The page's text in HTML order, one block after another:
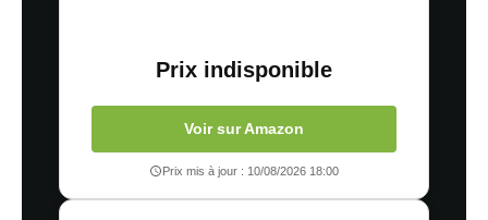
Prix indisponible
Voir sur Amazon
Prix mis à jour : 10/08/2026 18:00